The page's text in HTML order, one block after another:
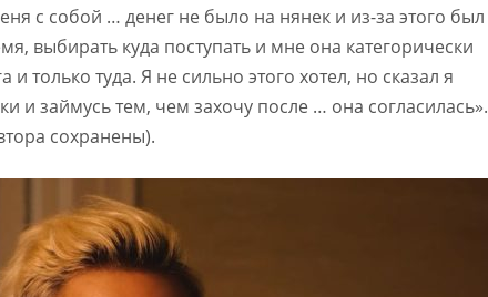
с собой … денег не было на нянек и из-за этого был
выбирать куда поступать и мне она категорически
и только туда. Я не сильно этого хотел, но сказал я
и займусь тем, чем захочу после … она согласилась».
сохранены).